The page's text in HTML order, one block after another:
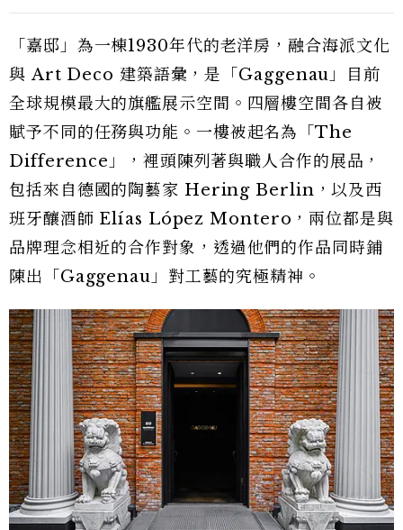
「嘉邸」為一棟1930年代的老洋房，融合海派文化
與 Art Deco 建築語彙，是「Gaggenau」目前
全球規模最大的旗艦展示空間。四層樓空間各自被
賦予不同的任務與功能。一樓被起名為「The
Difference」，裡頭陳列著與職人合作的展品，
包括來自德國的陶藝家 Hering Berlin，以及西
班牙釀酒師 Elías López Montero，兩位都是與
品牌理念相近的合作對象，透過他們的作品同時鋪
陳出「Gaggenau」對工藝的究極精神。